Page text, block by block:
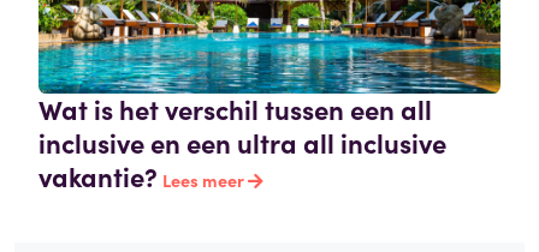
Wat is het verschil tussen een all
inclusive en een ultra all inclusive
vakantie? Lees meer